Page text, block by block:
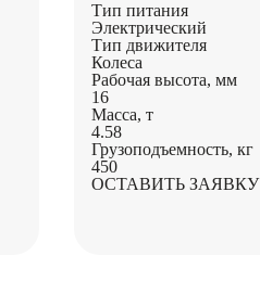
Тип питания
Электрический
Тип движителя
Колеса
Рабочая высота, мм
16
Масса, т
4.58
Грузоподъемность, кг
450
ОСТАВИТЬ ЗАЯВКУ